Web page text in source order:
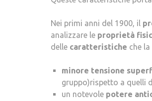
Nei primi anni del 1900, il
analizzare le proprietà
delle caratteristiche che
minore tensione
gruppo)rispetto a quelli
un notevole potere